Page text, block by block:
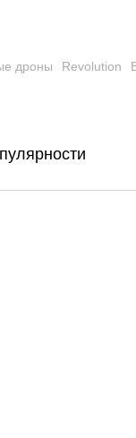
дроны Revolution